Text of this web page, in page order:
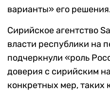
варианты» его
Сирийское агентство
власти республики на
подчеркнули «роль
доверия с сирийским
конкретных мер, таких